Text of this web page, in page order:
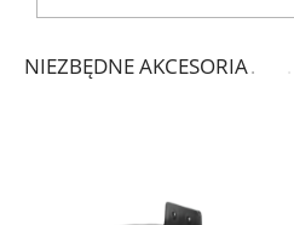
NIEZBĘDNE AKCESORIA